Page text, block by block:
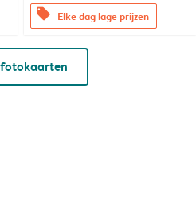
offers Elke dag lage prijzen